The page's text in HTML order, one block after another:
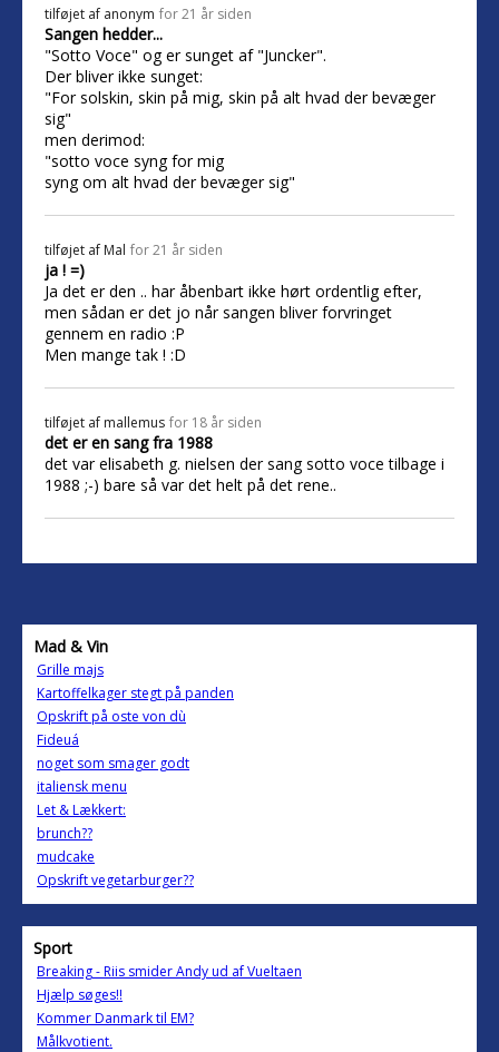
tilføjet af anonym for 21 år siden
Sangen hedder...
"Sotto Voce" og er sunget af "Juncker".
Der bliver ikke sunget:
"For solskin, skin på mig, skin på alt hvad der bevæger
sig"
men derimod:
"sotto voce syng for mig
syng om alt hvad der bevæger sig"
tilføjet af Mal for 21 år siden
ja ! =)
Ja det er den .. har åbenbart ikke hørt ordentlig efter,
men sådan er det jo når sangen bliver forvringet
gennem en radio :P
Men mange tak ! :D
tilføjet af mallemus for 18 år siden
det er en sang fra 1988
det var elisabeth g. nielsen der sang sotto voce tilbage i
1988 ;-) bare så var det helt på det rene..
Mad & Vin
Grille majs
Kartoffelkager stegt på panden
Opskrift på oste von dù
Fideuá
noget som smager godt
italiensk menu
Let & Lækkert:
brunch??
mudcake
Opskrift vegetarburger??
Sport
Breaking - Riis smider Andy ud af Vueltaen
Hjælp søges!!
Kommer Danmark til EM?
Målkvotient.